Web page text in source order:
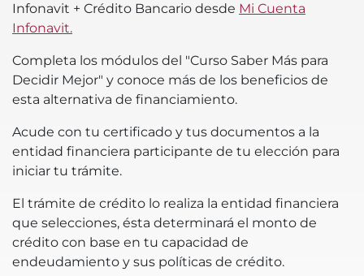
Infonavit + Crédito Bancario desde Mi Cuenta
Infonavit.
Completa los módulos del "Curso Saber Más para
Decidir Mejor" y conoce más de los beneficios de
esta alternativa de financiamiento.
Acude con tu certificado y tus documentos a la
entidad financiera participante de tu elección para
iniciar tu trámite.
El trámite de crédito lo realiza la entidad financiera
que selecciones, ésta determinará el monto de
crédito con base en tu capacidad de
endeudamiento y sus políticas de crédito.